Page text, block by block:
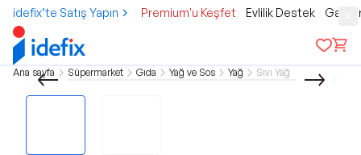
idefix’te Satış Yapın Premium'u Keşfet Evlilik Destek
Ana sayfa Süpermarket Gıda Yağ ve Sos Yağ Sıvı Yağ